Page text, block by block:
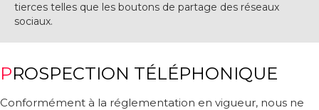
tierces telles que les boutons de partage des réseaux
sociaux.
PROSPECTION TÉLÉPHONIQUE
Conformément à la réglementation en vigueur, nous ne